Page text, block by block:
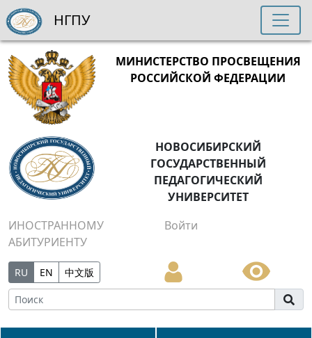
МИНИСТЕРСТВО ПРОСВЕЩЕНИЯ
РОССИЙСКОЙ ФЕДЕРАЦИИ
НОВОСИБИРСКИЙ
ГОСУДАРСТВЕННЫЙ
ПЕДАГОГИЧЕСКИЙ
УНИВЕРСИТЕТ
ИНОСТРАННОМУ
АБИТУРИЕНТУ
Войти
RU EN 中文版
НГПУ